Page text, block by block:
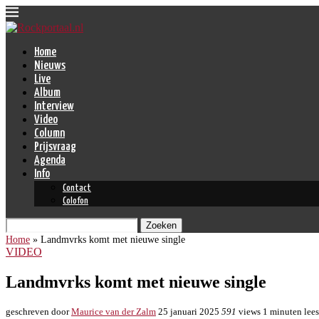
Home
Nieuws
Live
Album
Interview
Video
Column
Prijsvraag
Agenda
Info
Contact
Colofon
Zoeken
Home » Landmvrks komt met nieuwe single
VIDEO
Landmvrks komt met nieuwe single
geschreven doorMaurice van der Zalm 25 januari 2025 591 views 1 minuten